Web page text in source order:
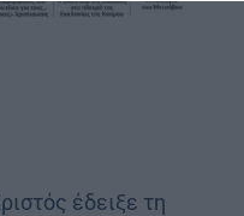
έδειξε τη